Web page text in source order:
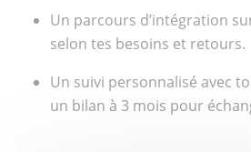
Un parcours d’intégration
selon tes besoins et retours.
Un suivi personnalisé avec
un bilan à 3 mois pour